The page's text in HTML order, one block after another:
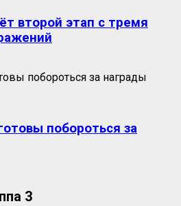
второй этап с тремя
побороться за
3